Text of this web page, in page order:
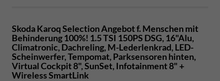
Skoda KaroqSelection Angebot f. Menschen mit
Behinderung 100%! 1.5 TSI 150PS DSG, 16"Alu,
Climatronic, Dachreling, M-Lederlenkrad, LED-
Scheinwerfer, Tempomat, Parksensoren hinten,
Virtual Cockpit 8", SunSet, Infotainment 8" +
Wireless SmartLink